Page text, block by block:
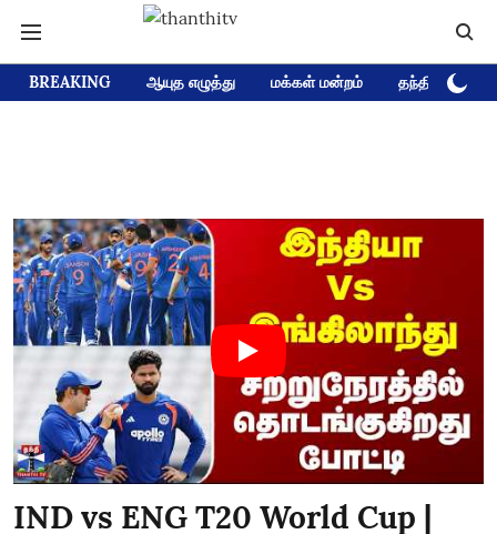
BREAKING ஆயுத எழுத்து மக்கள் மன்றம் தந்தி டிவி
IND vs ENG T20 World Cup |